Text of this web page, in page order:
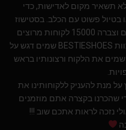
תשאיר מקום לאדישות, כדי
בטיול פשוט עם הכלב. בסטישוז
התחילה בייבוא של נעליים לפני 6 שנים וצברה 15000 לקוחות מרוצים
חוזרים אשר הפכו כבר לבני בית.אנחנו צוות BESTIESHOES שמים דגש על
שמים את הלקוח ורצונותיו בראש
מנת להעניק ללקוחותינו את
שהכרנו בקצרה אתם מוזמנים
נזכה לראות אתכם שוב !!!